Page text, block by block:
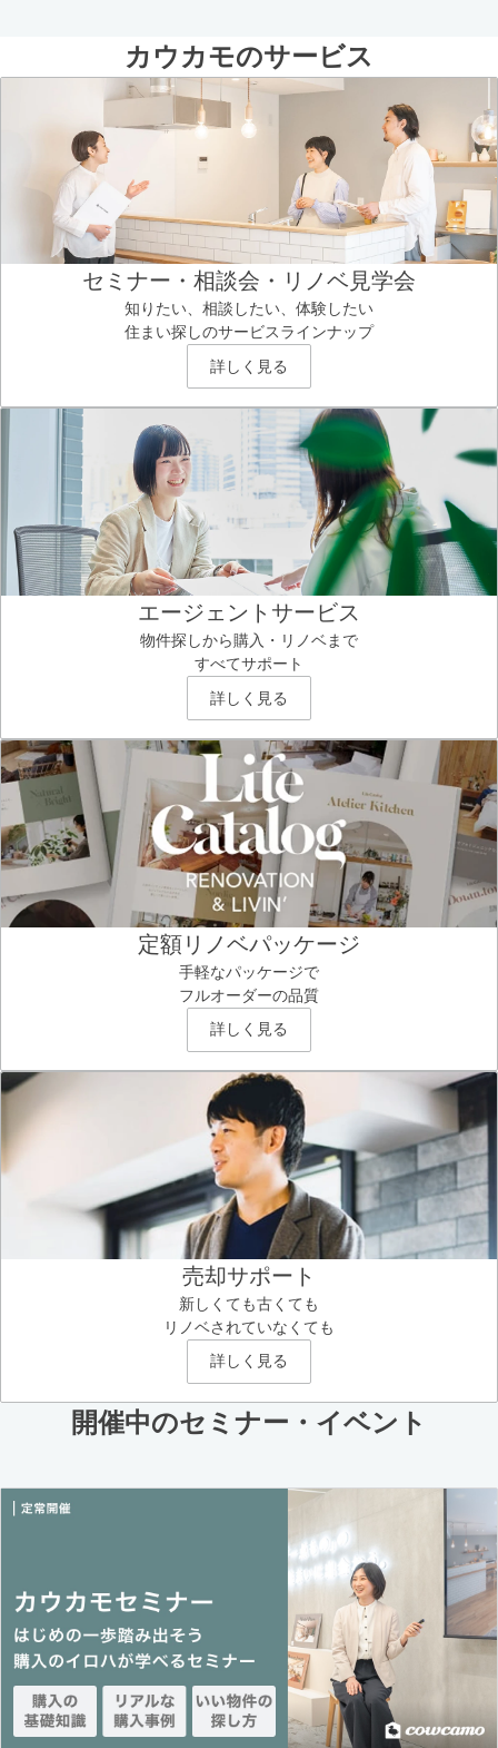
カウカモのサービス
セミナー・相談会・リノベ見学会
知りたい、相談したい、体験したい
住まい探しのサービスラインナップ
詳しく見る
エージェントサービス
物件探しから購入・リノベまで
すべてサポート
詳しく見る
定額リノベパッケージ
手軽なパッケージで
フルオーダーの品質
詳しく見る
売却サポート
新しくても古くても
リノベされていなくても
詳しく見る
開催中のセミナー・イベント